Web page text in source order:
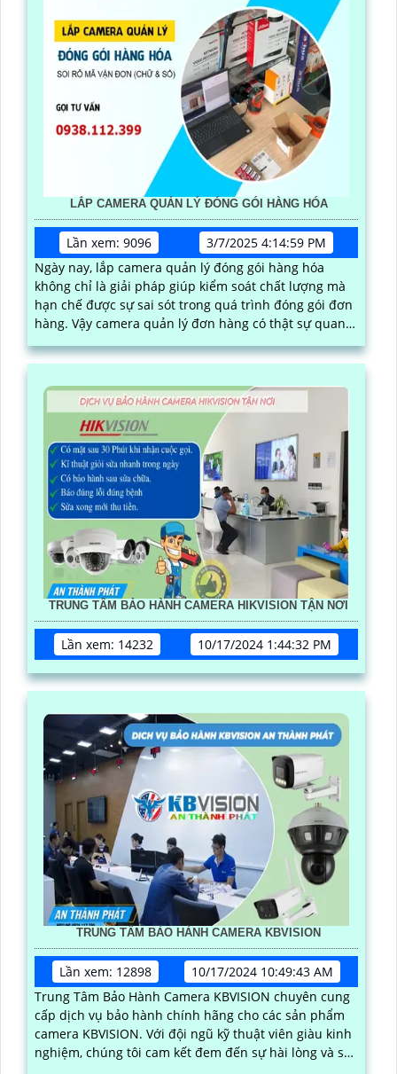
LẮP CAMERA QUẢN LÝ ĐÓNG GÓI HÀNG HÓA
Lần xem: 9096
3/7/2025 4:14:59 PM
Ngày nay, lắp camera quản lý đóng gói hàng hóa
không chỉ là giải pháp giúp kiểm soát chất lượng mà
hạn chế được sự sai sót trong quá trình đóng gói đơn
hàng. Vậy camera quản lý đơn hàng có thật sự quan
trọng? Sử dụng như thế nào? Chi phí lắp đặt ra sao?
Mời bạn cùng xem qua bài viết dưới đây nhe·
TRUNG TÂM BẢO HÀNH CAMERA HIKVISION TẬN NƠI
Lần xem: 14232 10/17/2024 1:44:32 PM
TRUNG TÂM BẢO HÀNH CAMERA KBVISION
Lần xem: 12898
10/17/2024 10:49:43 AM
Trung Tâm Bảo Hành Camera KBVISION chuyên cung
cấp dịch vụ bảo hành chính hãng cho các sản phẩm
camera KBVISION. Với đội ngũ kỹ thuật viên giàu kinh
nghiệm, chúng tôi cam kết đem đến sự hài lòng và sự